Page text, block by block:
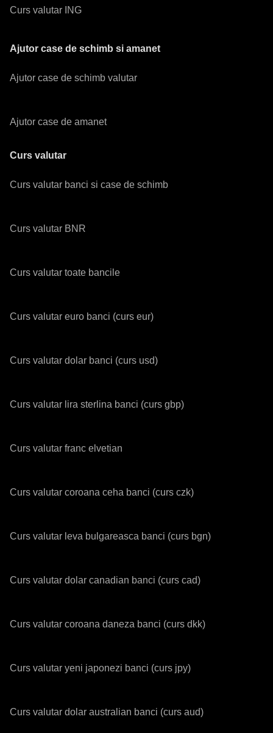
Curs valutar ING
Ajutor case de schimb si amanet
Ajutor case de schimb valutar
Ajutor case de amanet
Curs valutar
Curs valutar banci si case de schimb
Curs valutar BNR
Curs valutar toate bancile
Curs valutar euro banci (curs eur)
Curs valutar dolar banci (curs usd)
Curs valutar lira sterlina banci (curs gbp)
Curs valutar franc elvetian
Curs valutar coroana ceha banci (curs czk)
Curs valutar leva bulgareasca banci (curs bgn)
Curs valutar dolar canadian banci (curs cad)
Curs valutar coroana daneza banci (curs dkk)
Curs valutar yeni japonezi banci (curs jpy)
Curs valutar dolar australian banci (curs aud)